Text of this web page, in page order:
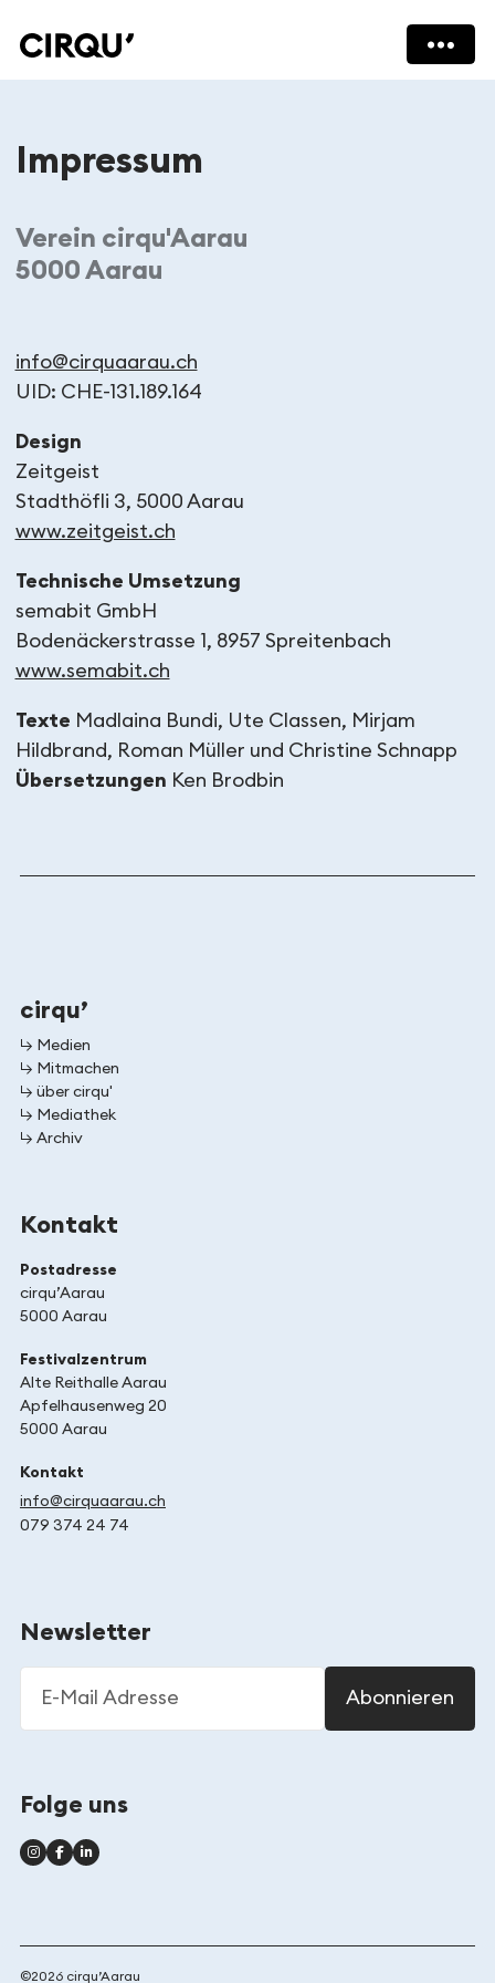
Impressum
Verein cirqu'Aarau
5000 Aarau
info@cirquaarau.ch
UID: CHE-131.189.164
Design
Zeitgeist
Stadthöfli 3, 5000 Aarau
www.zeitgeist.ch
Technische Umsetzung
semabit GmbH
Bodenäckerstrasse 1, 8957 Spreitenbach
www.semabit.ch
Texte Madlaina Bundi, Ute Classen, Mirjam
Hildbrand, Roman Müller und Christine Schnapp
Übersetzungen Ken Brodbin
cirqu’
↳ Medien
↳ Mitmachen
↳ über cirqu'
↳ Mediathek
↳ Archiv
Kontakt
Postadresse
cirqu’Aarau
5000 Aarau
Festivalzentrum
Alte Reithalle Aarau
Apfelhausenweg 20
5000 Aarau
Kontakt
info@cirquaarau.ch
079 374 24 74
Newsletter
Abonnieren
Folge uns
©2026 cirqu’Aarau